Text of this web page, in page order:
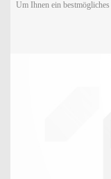
Um Ihnen ein